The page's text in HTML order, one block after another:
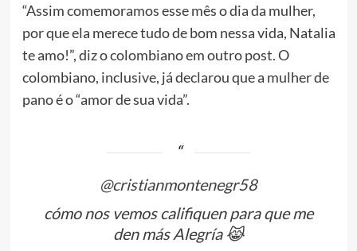
“Assim comemoramos esse mês o dia da mulher,
por que ela merece tudo de bom nessa vida, Natalia
te amo!”, diz o colombiano em outro post. O
colombiano, inclusive, já declarou que a mulher de
pano é o “amor de sua vida”.
@cristianmontenegr58
cómo nos vemos califiquen para que me
den más Alegría 😹